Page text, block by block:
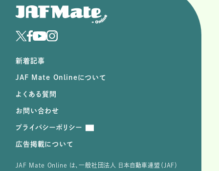
新着記事
JAF Mate Onlineについて
よくある質問
お問い合わせ
プライバシーポリシー
広告掲載について
JAF Mate Online は、⼀般社団法⼈ ⽇本⾃動⾞連盟（JAF）